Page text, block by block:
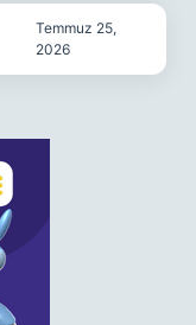
Temmuz 25,
2026